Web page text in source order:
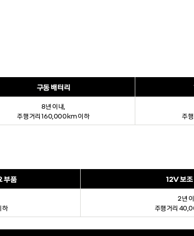
구동 배터리
8년 이내,
주행거리 160,000km 이하
주
부품 12V 보조
하
2년
주행거리